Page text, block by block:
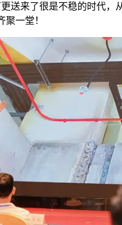
送来了很是不稳的时代，
一堂！